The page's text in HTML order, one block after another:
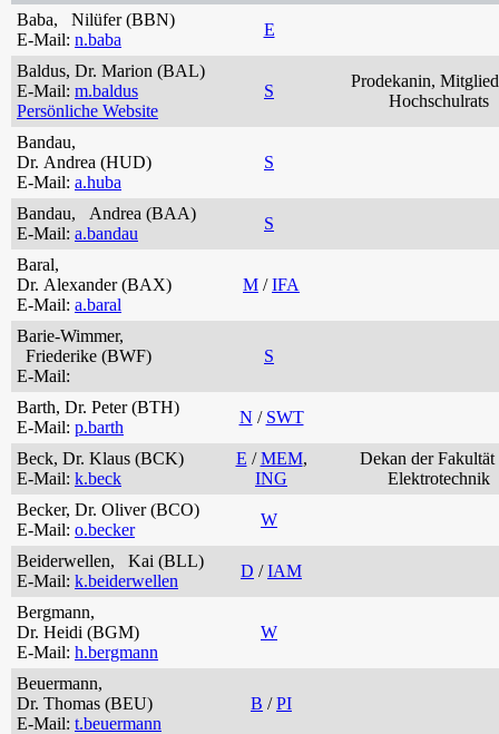
Baba, Nilüfer (BBN)
E-Mail: n.baba
E
Baldus, Dr. Marion (BAL)
E-Mail: m.baldus
Persönliche Website
S
Prodekanin,
Hochschulrats
Bandau,
Dr. Andrea (HUD)
E-Mail: a.huba
S
Bandau, Andrea (BAA)
E-Mail: a.bandau
S
Baral,
Dr. Alexander (BAX)
E-Mail: a.baral
M /IFA
Barie-Wimmer,
Friederike (BWF)
E-Mail:
S
Barth, Dr. Peter (BTH)
E-Mail: p.barth
N / SWT
Beck, Dr. Klaus (BCK)
E-Mail: k.beck
E /MEM,
ING
Dekan der Fakultät
Elektrotechnik
Becker, Dr. Oliver (BCO)
E-Mail: o.becker
W
Beiderwellen, Kai (BLL)
E-Mail: k.beiderwellen
D /IAM
Bergmann,
Dr. Heidi (BGM)
E-Mail: h.bergmann
W
Beuermann,
Dr. Thomas (BEU)
E-Mail: t.beuermann
B /PI